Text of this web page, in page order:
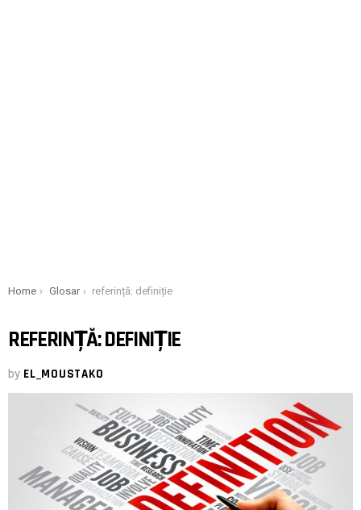
You are here:
Home Glosar referință: definiție
REFERINȚĂ: DEFINIȚIE
by EL_MOUSTAKO